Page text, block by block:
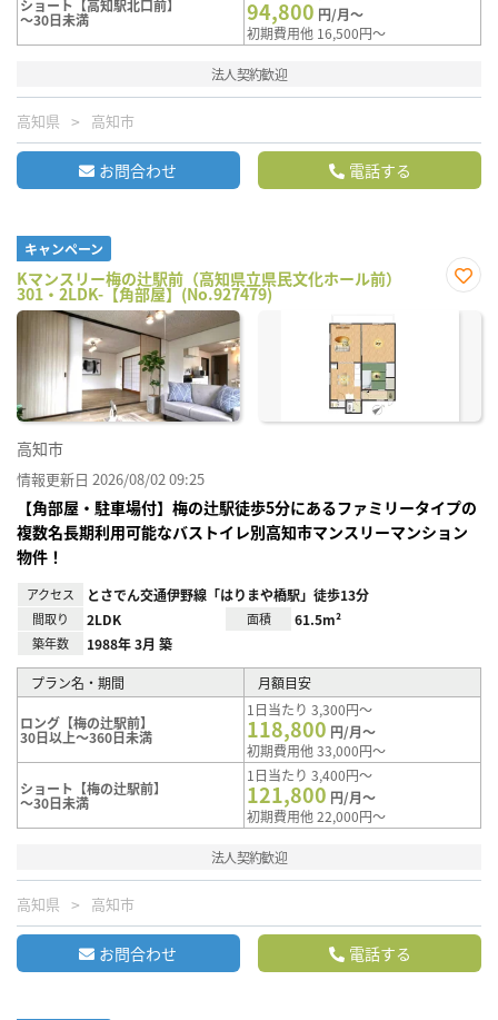
ショート【高知駅北口前】
～30日未満 94,800 円/月～
初期費用他 16,500円～
法人契約歓迎
高知県 高知市
お問合わせ 電話する
キャンペーン
Kマンスリー梅の辻駅前（高知県立県民文化ホール前）
301・2LDK-【角部屋】(No.927479)
に入
高知市
情報更新日 2026/08/02 09:25
【角部屋・駐車場付】梅の辻駅徒歩5分にあるファミリータイプの
複数名長期利用可能なバストイレ別高知市マンスリーマンション
物件！
アクセス とさでん交通伊野線「はりまや橋駅」徒歩13分
間取り 2LDK 面積 61.5m²
築年数 1988年 3月 築
プラン名・期間 月額目安
ロング【梅の辻駅前】
30日以上～360日未満
1日当たり 3,300円～
118,800 円/月～
初期費用他 33,000円～
ショート【梅の辻駅前】
～30日未満
1日当たり 3,400円～
121,800 円/月～
初期費用他 22,000円～
法人契約歓迎
高知県 高知市
お問合わせ 電話する